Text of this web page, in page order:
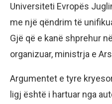
Universiteti Evropës
me një qëndrim të
Gjë që e kanë shprehur
organizuar, ministrja e
Argumentet e tyre
ligj është i hartuar nga